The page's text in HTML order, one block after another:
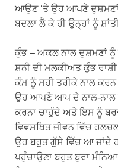
ਆਉਣ ‘ਤੇ ਉਹ ਆਪਣੇ
ਬਦਲਾ ਲੈ ਕੇ ਹੀ ਉਨ੍ਹਾਂ ਨੂੰ
ਕੁੰਭ – ਅਕਲ ਨਾਲ ਦੁਸ਼ਮਣਾਂ ਨੂੰ
ਸ਼ਨੀ ਦੀ ਮਲਕੀਅਤ ਕੁੰਭ
ਕੰਮ ਨੂੰ ਸਹੀ ਤਰੀਕੇ ਨਾਲ
ਉਹ ਆਪਣੇ ਆਪ ਦੇ ਨਾਲ-ਨਾਲ
ਕਰਨਾ ਚਾਹੁੰਦੇ ਅਤੇ ਇਸ ਨੂੰ
ਵਿਵਸਥਿਤ ਜੀਵਨ ਵਿੱਚ
ਉਹ ਬਹੁਤ ਗੁੱਸੇ ਵਿੱਚ ਆ ਜਾਂਦੇ
ਪਹੁੰਚਾਉਣਾ ਬਹੁਤ ਬੁਰਾ